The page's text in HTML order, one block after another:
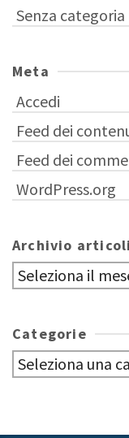
Senza categoria
Meta
Accedi
Feed dei
Feed dei
WordPress.org
Archivio articoli
Archivio
articoli
Categorie
Categorie